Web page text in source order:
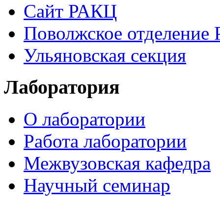
Сайт РАКЦ
Поволжское
Ульяновская секция
Лаборатория
О лаборатории
Работа лаборатории
Межвузовская кафедра
Научный семинар